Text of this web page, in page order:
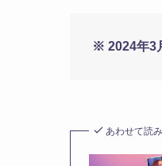
※ 2024年3
あわせて読